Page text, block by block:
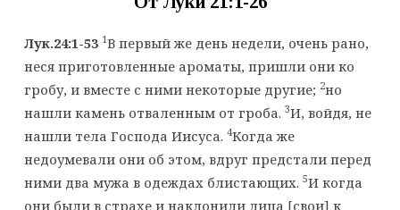
Лук.24:1-53 1В первый же день недели, очень рано,
неся приготовленные ароматы, пришли они ко
гробу, и вместе с ними некоторые другие; 2но
нашли камень отваленным от гроба. 3И, войдя, не
нашли тела Господа Иисуса. 4Когда же
недоумевали они об этом, вдруг предстали перед
ними два мужа в одеждах блистающих. 5И когда
они были в страхе и наклонили лица [свои] к